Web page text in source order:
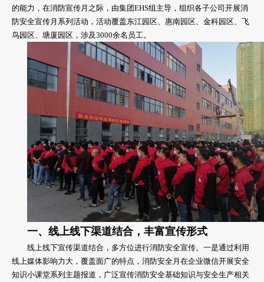
的能力，在消防宣传月之际，由集团EHS组主导，组织各子公司开展消
防安全宣传月系列活动，活动覆盖东江园区、惠南园区、金科园区、飞
鸟园区、塘厦园区，涉及3000余名员工。
一、线上线下渠道结合，丰富宣传形式
线上线下宣传渠道结合，多方位进行消防安全宣传。一是通过利用
线上媒体影响力大，覆盖面广的特点，消防安全月在企业微信开展安全
知识小课堂系列主题报道，广泛宣传消防安全基础知识与安全生产相关